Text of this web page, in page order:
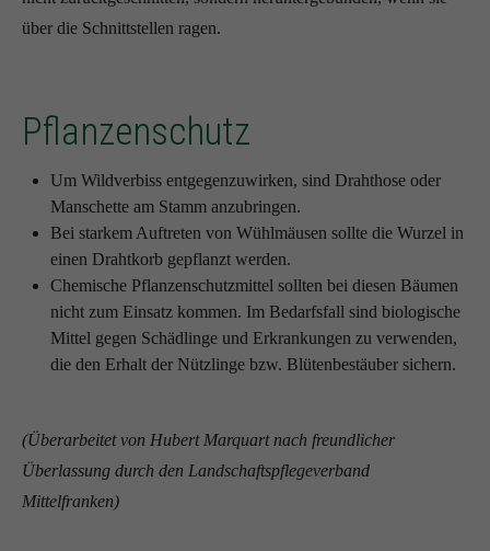
über die Schnittstellen ragen.
Pflanzenschutz
Um Wildverbiss entgegenzuwirken, sind Drahthose oder
Manschette am Stamm anzubringen.
Bei starkem Auftreten von Wühlmäusen sollte die Wurzel in
einen Drahtkorb gepflanzt werden.
Chemische Pflanzenschutzmittel sollten bei diesen Bäumen
nicht zum Einsatz kommen. Im Bedarfsfall sind biologische
Mittel gegen Schädlinge und Erkrankungen zu verwenden,
die den Erhalt der Nützlinge bzw. Blütenbestäuber sichern.
(Überarbeitet von Hubert Marquart nach freundlicher
Überlassung durch den Landschaftspflegeverband
Mittelfranken)